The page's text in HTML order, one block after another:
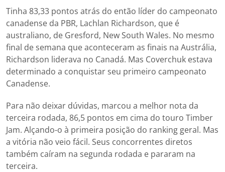
Tinha 83,33 pontos atrás do então líder do campeonato
canadense da PBR, Lachlan Richardson, que é
australiano, de Gresford, New South Wales. No mesmo
final de semana que aconteceram as finais na Austrália,
Richardson liderava no Canadá. Mas Coverchuk estava
determinado a conquistar seu primeiro campeonato
Canadense.
Para não deixar dúvidas, marcou a melhor nota da
terceira rodada, 86,5 pontos em cima do touro Timber
Jam. Alçando-o à primeira posição do ranking geral. Mas
a vitória não veio fácil. Seus concorrentes diretos
também caíram na segunda rodada e pararam na
terceira.